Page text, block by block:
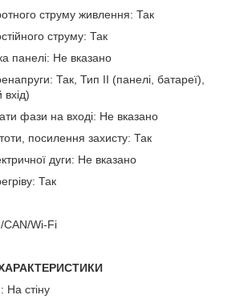
струму живлення: Так
струму: Так
панелі: Не вказано
Так, Тип II (панелі, батареї),
фази на вході: Не вказано
посилення захисту: Так
дуги: Не вказано
Так
CAN/Wi-Fi
На стіну